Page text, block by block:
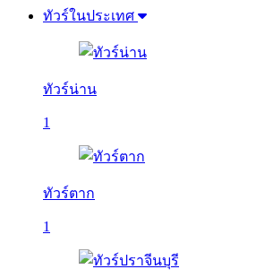
ทัวร์ในประเทศ
ทัวร์น่าน
1
ทัวร์ตาก
1